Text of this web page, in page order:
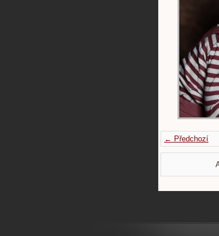
← Předchozí